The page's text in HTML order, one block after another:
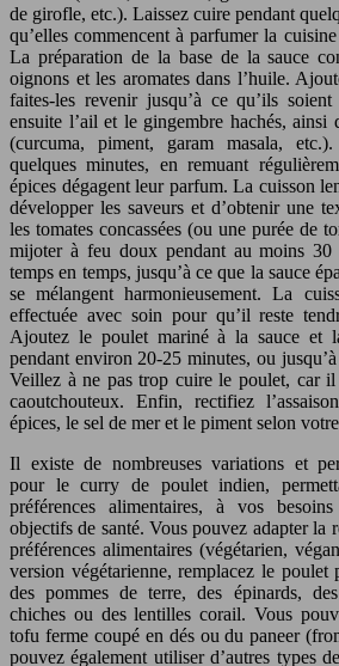
de girofle, etc.). Laissez cuire pendant
qu’elles commencent à parfumer la
La préparation de la base de la sauce
oignons et les aromates dans l’huile.
faites-les revenir jusqu’à ce qu’ils
ensuite l’ail et le gingembre hachés, ainsi
(curcuma, piment, garam masala,
quelques minutes, en remuant
épices dégagent leur parfum. La cuisson
développer les saveurs et d’obtenir une
les tomates concassées (ou une purée de
mijoter à feu doux pendant au moins 30
temps en temps, jusqu’à ce que la sauce
se mélangent harmonieusement. La
effectuée avec soin pour qu’il reste
Ajoutez le poulet mariné à la sauce et
pendant environ 20-25 minutes, ou
Veillez à ne pas trop cuire le poulet, car
caoutchouteux. Enfin, rectifiez
épices, le sel de mer et le piment selon
Il existe de nombreuses variations et
pour le curry de poulet indien,
préférences alimentaires, à vos
objectifs de santé. Vous pouvez adapter la
préférences alimentaires (végétarien,
version végétarienne, remplacez le poulet
des pommes de terre, des épinards,
chiches ou des lentilles corail. Vous
tofu ferme coupé en dés ou du paneer
pouvez également utiliser d’autres types